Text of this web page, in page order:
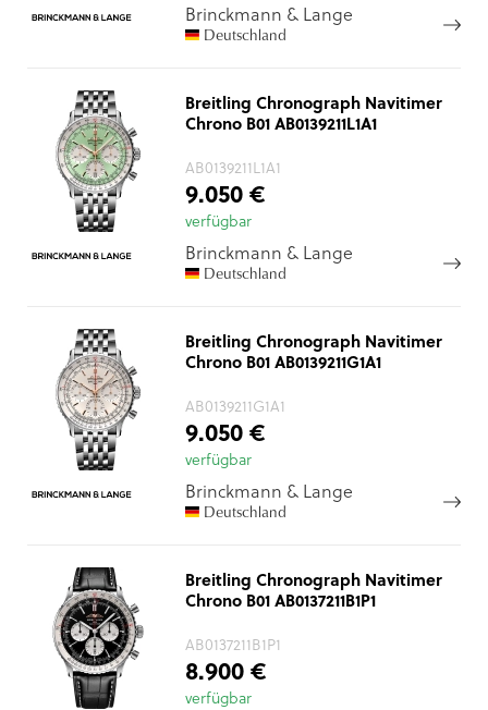
Brinckmann & Lange
Deutschland
Breitling Chronograph Navitimer
Chrono B01 AB0139211L1A1
AB0139211L1A1
9.050 €
verfügbar
Brinckmann & Lange
Deutschland
Breitling Chronograph Navitimer
Chrono B01 AB0139211G1A1
AB0139211G1A1
9.050 €
verfügbar
Brinckmann & Lange
Deutschland
Breitling Chronograph Navitimer
Chrono B01 AB0137211B1P1
AB0137211B1P1
8.900 €
verfügbar